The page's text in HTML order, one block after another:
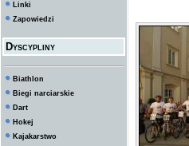
Linki
Zapowiedzi
Dyscypliny
Biathlon
Biegi narciarskie
Dart
Hokej
Kajakarstwo